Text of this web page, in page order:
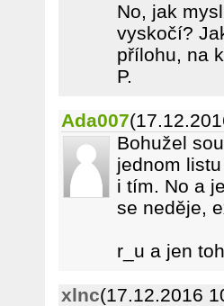
No, jak
vyskočí?
přílohu, na
P.
Ada007
Bohužel
jednom
i tím. No a
se neděje,
r_u a jen
xlnc(17.12.2016